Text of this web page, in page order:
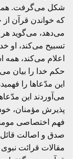
شکل می‌گرفت. همه
که خواندن قرآن
می‌دهد، می‌گوید هر
تسبیح می‌کند، او
اعلام می‌کند، همه
حکم خدا را بیان
این مدّعاها را
می‌آوردند این
پذیرش مؤمنان،
فهم اختصاصی
صدق و اصالت قائل
مقالات قرائت